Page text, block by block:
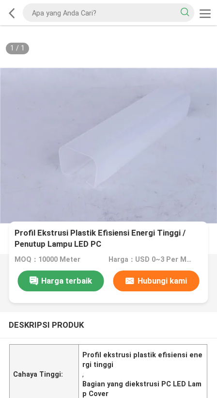
1 / 1
Profil Ekstrusi Plastik Efisiensi Energi Tinggi /
Penutup Lampu LED PC
MOQ：10000 Meter Harga：USD 0~3 Per Meter
Harga terbaik Hubungi kami
DESKRIPSI PRODUK
Cahaya Tinggi:
Profil ekstrusi plastik efisiensi ene
rgi tinggi
,
Bagian yang diekstrusi PC LED Lam
p Cover